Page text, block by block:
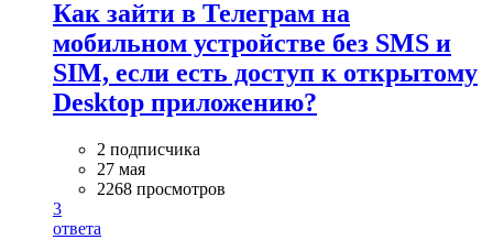
Как зайти в Телеграм на
мобильном устройстве без SMS и
SIM, если есть доступ к открытому
Desktop приложению?
2 подписчика
27 мая
2268 просмотров
3
ответа